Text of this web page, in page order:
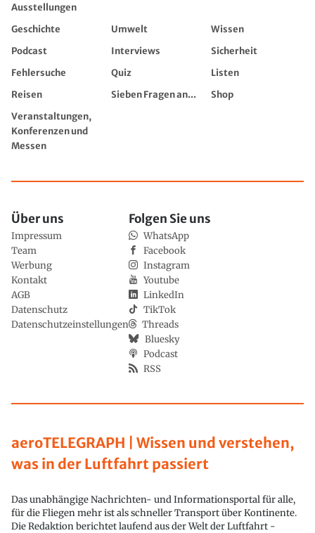
Ausstellungen
Geschichte Umwelt
Wissen
Podcast
Interviews
Sicherheit
Fehlersuche
Quiz
Listen
Reisen
Sieben Fragen an...
Shop
Veranstaltungen,
Konferenzen und
Messen
aeroTELEGRAPH | Wissen und verstehen,
was in der Luftfahrt passiert
Das unabhängige Nachrichten- und Informationsportal für alle,
für die Fliegen mehr ist als schneller Transport über Kontinente.
Die Redaktion berichtet laufend aus der Welt der Luftfahrt -
Über uns
Impressum
Team
Werbung
Kontakt
AGB
Datenschutz
Datenschutzeinstellungen
Folgen Sie uns
WhatsApp
Facebook
Instagram
Youtube
LinkedIn
TikTok
Threads
Bluesky
Podcast
RSS